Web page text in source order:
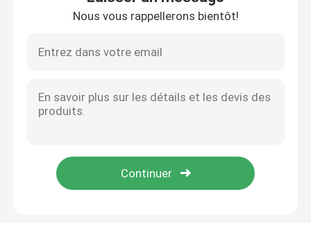
Nous vous rappellerons bientôt!